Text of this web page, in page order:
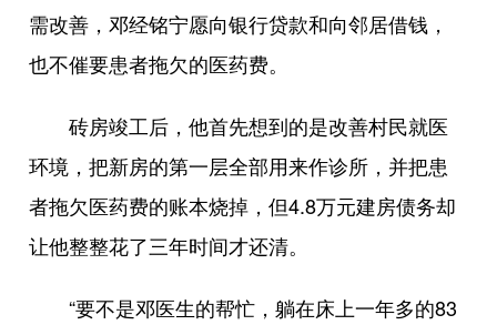
需改善，邓经铭宁愿向银行贷款和向邻居借钱，
也不催要患者拖欠的医药费。
砖房竣工后，他首先想到的是改善村民就医
环境，把新房的第一层全部用来作诊所，并把患
者拖欠医药费的账本烧掉，但4.8万元建房债务却
让他整整花了三年时间才还清。
“要不是邓医生的帮忙，躺在床上一年多的83